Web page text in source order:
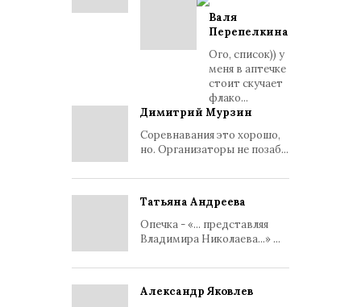
Валя
Перепелкина
Ого, список)) у
меня в аптечке
стоит скучает
флако...
Димитрий Мурзин
Соревнавания это хорошо,
но. Организаторы не позаб...
Татьяна Андреева
Опечка - «... представляя
Владимира Николаева...» ...
Александр Яковлев